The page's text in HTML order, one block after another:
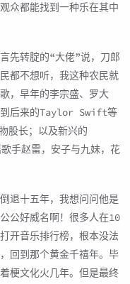
众都能找到一种乐在其中
先转腚的“大佬”说，刀郎
都不想听，我这种农民就
，早年的李宗盛、罗大
到后来的Taylor Swift等
股长；以及新兴的
手赵雷，安子与九妹，花
退十五年，我想问问他是
公好威名啊！很多人在10
开音乐排行榜，根本没法
回到那个黄金千禧年。毕
梗文化火几年。但是最终